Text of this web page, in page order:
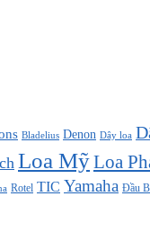
Bladelius Denon Dây loa
Loa MỹLoa
Rotel TIC Yamaha Đầu